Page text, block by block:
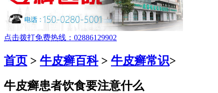
点击拨打免费热线：02886129902
首页 > 牛皮癣百科> 牛皮癣常识>
牛皮癣患者饮食要注意什么